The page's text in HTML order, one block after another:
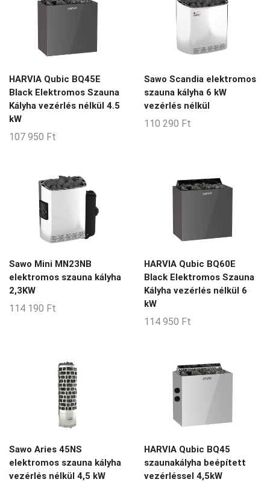
HARVIA Qubic BQ45E
Black Elektromos Szauna
Kályha vezérlés nélkül 4.5
kW
107 950 Ft
Sawo Scandia elektromos
szauna kályha 6 kW
vezérlés nélkül
110 290 Ft
Sawo Mini MN23NB
elektromos szauna kályha
2,3KW
114 190 Ft
HARVIA Qubic BQ60E
Black Elektromos Szauna
Kályha vezérlés nélkül 6
kW
114 950 Ft
Sawo Aries 45NS
elektromos szauna kályha
vezérlés nélkül 4,5 kW
HARVIA Qubic BQ45
szaunakályha beépített
vezérléssel 4,5kW